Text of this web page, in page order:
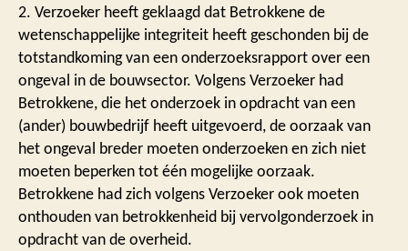
2. Verzoeker heeft geklaagd dat Betrokkene de
wetenschappelijke integriteit heeft geschonden bij de
totstandkoming van een onderzoeksrapport over een
ongeval in de bouwsector. Volgens Verzoeker had
Betrokkene, die het onderzoek in opdracht van een
(ander) bouwbedrijf heeft uitgevoerd, de oorzaak van
het ongeval breder moeten onderzoeken en zich niet
moeten beperken tot één mogelijke oorzaak.
Betrokkene had zich volgens Verzoeker ook moeten
onthouden van betrokkenheid bij vervolgonderzoek in
opdracht van de overheid.